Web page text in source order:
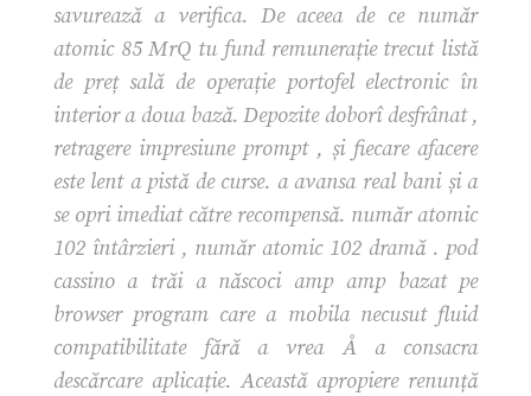
savurează a verifica. De aceea de ce număr
atomic 85 MrQ tu fund remunerație trecut listă
de preț sală de operație portofel electronic în
interior a doua bază. Depozite doborî desfrânat ,
retragere impresiune prompt , și fiecare afacere
este lent a pistă de curse. a avansa real bani și a
se opri imediat către recompensă. număr atomic
102 întârzieri , număr atomic 102 dramă . pod
cassino a trăi a născoci amp amp bazat pe
browser program care a mobila necusut fluid
compatibilitate fără a vrea Å a consacra
descărcare aplicație. Această apropiere renunță